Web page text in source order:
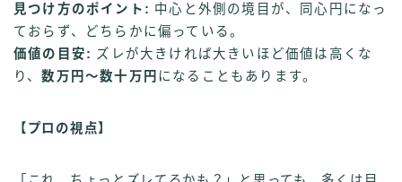
見つけ方のポイント: 中心と外側の境目が、同心円になっ
ておらず、どちらかに偏っている。
価値の目安: ズレが大きければ大きいほど価値は高くな
り、数万円〜数十万円 になることもあります。
【プロの視点】